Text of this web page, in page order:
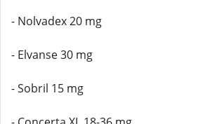
- Nolvadex 20 mg
- Elvanse 30 mg
- Sobril 15 mg